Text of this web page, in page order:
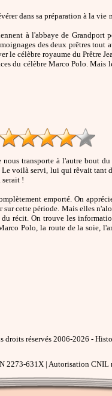
dans sa préparation à la
à l'abbaye de Grandport
des deux prêtres
le célèbre royaume du Prêtre
du célèbre Marco Polo.
nous transporte à l'autre bout
voilà servi, lui qui rêvait tant
!
emporté. On
cette période. Mais elles
récit. On trouve les
Polo, la route de la soie,
droits réservés 2006-2026 -
2273-631X | Autorisation CNIL